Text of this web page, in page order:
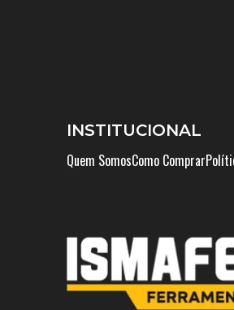
INSTITUCIONAL
Quem SomosComo Comprar